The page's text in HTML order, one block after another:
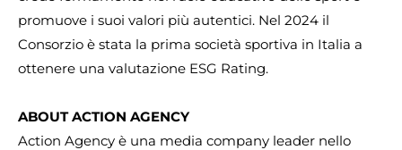
promuove i suoi valori più autentici. Nel 2024 il
Consorzio è stata la prima società sportiva in Italia a
ottenere una valutazione ESG Rating.
ABOUT ACTION AGENCY
Action Agency è una media company leader nello